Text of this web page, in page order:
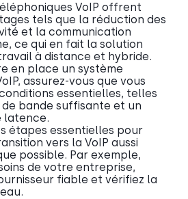
VoIP offrent
tels que la réduction des
et la communication
ce qui en fait la solution
à distance et hybride.
en place un système
assurez-vous que vous
essentielles, telles
de bande suffisante et un
latence.
étapes essentielles pour
vers la VoIP aussi
possible. Par exemple,
de votre entreprise,
fiable et vérifiez la